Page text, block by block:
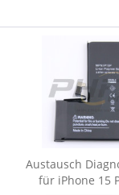
Austausch
für iPhone 15